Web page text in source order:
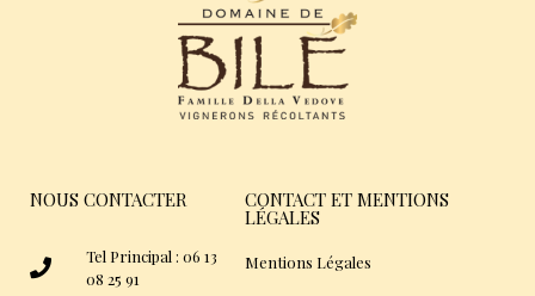
NOUS CONTACTER
Tel Principal : 06 13
08 25 91
CONTACT ET MENTIONS
LÉGALES
Mentions Légales